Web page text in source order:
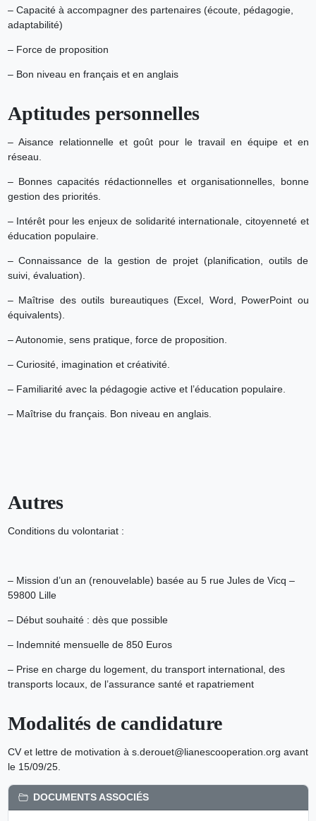
– Capacité à accompagner des partenaires (écoute, pédagogie,
adaptabilité)
– Force de proposition
– Bon niveau en français et en anglais
Aptitudes personnelles
– Aisance relationnelle et goût pour le travail en équipe et en
réseau.
– Bonnes capacités rédactionnelles et organisationnelles, bonne
gestion des priorités.
– Intérêt pour les enjeux de solidarité internationale, citoyenneté et
éducation populaire.
– Connaissance de la gestion de projet (planification, outils de
suivi, évaluation).
– Maîtrise des outils bureautiques (Excel, Word, PowerPoint ou
équivalents).
– Autonomie, sens pratique, force de proposition.
– Curiosité, imagination et créativité.
– Familiarité avec la pédagogie active et l’éducation populaire.
– Maîtrise du français. Bon niveau en anglais.
Autres
Conditions du volontariat :
– Mission d’un an (renouvelable) basée au 5 rue Jules de Vicq –
59800 Lille
– Début souhaité : dès que possible
– Indemnité mensuelle de 850 Euros
– Prise en charge du logement, du transport international, des
transports locaux, de l’assurance santé et rapatriement
Modalités de candidature
CV et lettre de motivation à s.derouet@lianescooperation.org avant
le 15/09/25.
DOCUMENTS ASSOCIÉS